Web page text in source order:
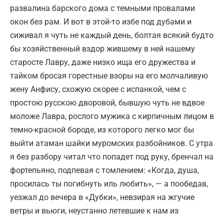
развалина барского дома с темными провалами
окон без рам. И вот в этой-то избе под дубами и
сиживал я чуть не каждый день, болтая всякий будто
бы хозяйственный вздор жившему в ней нашему
старосте Лавру, даже низко ища его дружества и
тайком бросая горестные взоры на его молчаливую
жену Анфису, схожую скорее с испанкой, чем с
простою русскою дворовой, бывшую чуть не вдвое
моложе Лавра, рослого мужика с кирпичным лицом в
темно-красной бороде, из которого легко мог бы
выйти атаман шайки муромских разбойников. С утра
я без разбору читал что попадет под руку, бренчал на
фортепьяно, подпевая с томлением: «Когда, душа,
просилась ты погибнуть иль любить», — а пообедав,
уезжал до вечера в «Дубки», невзирая на жгучие
ветры и вьюги, неустанно летевшие к нам из